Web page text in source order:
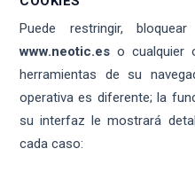
Puede restringir,
www.neotic.es o cualquier
herramientas de su
operativa es diferente; la
su interfaz le mostrará
cada caso: